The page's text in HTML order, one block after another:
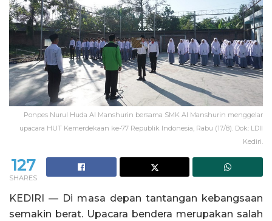
Ponpes Nurul Huda Al Manshurin bersama SMK Al Manshurin menggelar
upacara HUT Kemerdekaan ke-77 Republik Indonesia, Rabu (17/8). Dok: LDII
Kediri.
127
SHARES
KEDIRI — Di masa depan tantangan kebangsaan
semakin berat. Upacara bendera merupakan salah